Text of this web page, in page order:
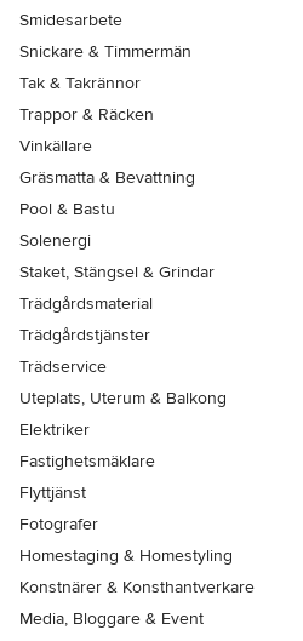
Smidesarbete
Snickare & Timmermän
Tak & Takrännor
Trappor & Räcken
Vinkällare
Gräsmatta & Bevattning
Pool & Bastu
Solenergi
Staket, Stängsel & Grindar
Trädgårdsmaterial
Trädgårdstjänster
Trädservice
Uteplats, Uterum & Balkong
Elektriker
Fastighetsmäklare
Flyttjänst
Fotografer
Homestaging & Homestyling
Konstnärer & Konsthantverkare
Media, Bloggare & Event